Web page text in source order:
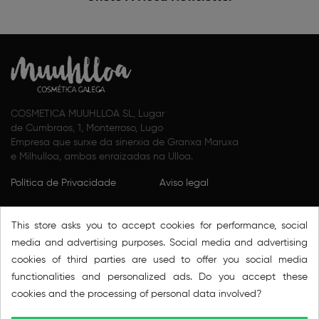
COSMETICA MUUHLLOA SL, Lugar
de Cumbraos, 1, Monterroso, Lugo
Empresa que surxe da sinerxia de Granxa Maruxa
e Milhulloa, ambas enraizadas na Ulloa.
Política de Privacidade Aviso legal
Política de cookies Puntos de venda
Condiciones generales de
Contacta connosco
This store asks you to accept cookies for performance, social
media and advertising purposes. Social media and advertising
cookies of third parties are used to offer you social media
functionalities and personalized ads. Do you accept these
cookies and the processing of personal data involved?